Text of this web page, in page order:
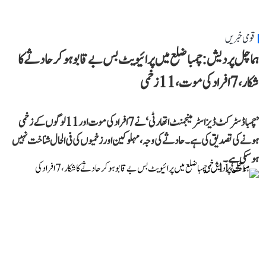
قومی خبریں
ہماچل پردیش: چمبا ضلع میں پرائیویٹ بس بے قابو ہوکر حادثے کا
شکار، 7 افراد کی موت، 11 زخمی
’چمبا ڈسٹرکٹ ڈیزاسٹر مینجمنٹ اتھارٹی‘ نے 7 افراد کی موت اور 11 لوگوں کے زخمی
ہونے کی تصدیق کی ہے۔ حادثے کی وجہ، مہلوکین اور زخمیوں کی فی الحال شناخت نہیں
ہو سکی ہے۔